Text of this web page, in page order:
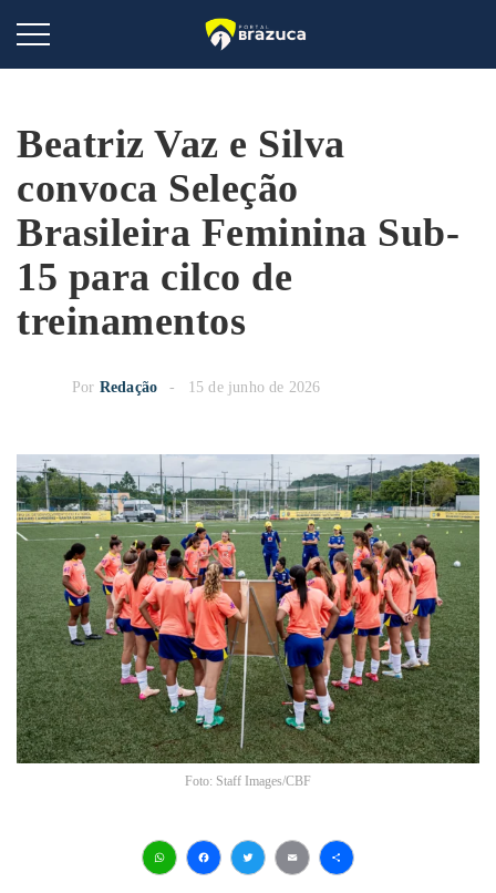
Beatriz Vaz e Silva
convoca Seleção
Brasileira Feminina Sub-
15 para cilco de
treinamentos
Por Redação 15 de junho de 2026
Foto: Staff Images/CBF